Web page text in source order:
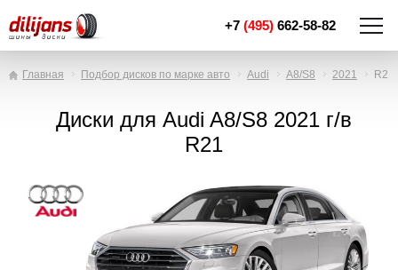
+7 (495) 662-58-82
Главная Подбор дисков по марке авто Audi A8/S8 2021 R21
Диски для Audi A8/S8 2021 г/в
R21